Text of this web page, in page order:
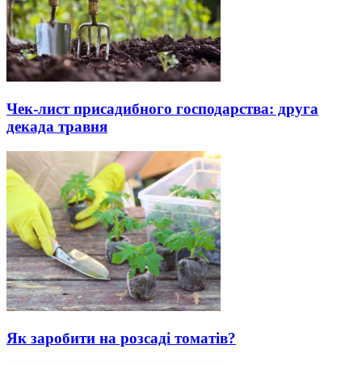
Чек-лист присадибного господарства: друга
декада травня
Як заробити на розсаді томатів?